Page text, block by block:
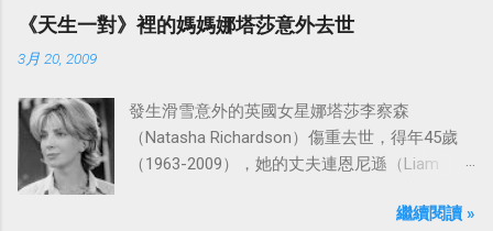
ABC頻道首播，共播出了249集。 令人懷念的愛
之船旋律：
《天生一對》裡的媽媽娜塔莎意外去世
3月 20, 2009
發生滑雪意外的英國女星娜塔莎李察森
（Natasha Richardson）傷重去世，得年45歲
（1963-2009），她的丈夫連恩尼遜（Liam
到傷心，希望外界給他們空間撫平傷痛。繼續閱讀 »